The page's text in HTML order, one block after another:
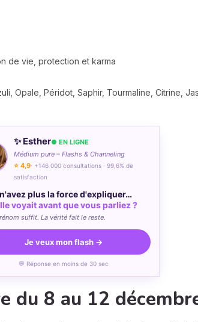
de vie, protection et karma
Opale, Péridot, Saphir, Tourmaline, Citrine,
✨ Esther● EN LIGNE
Médium pure – Flashs & Channeling
⭐ 4,9· +146 000 consultations · 99,6% de
satisfaction
plus la force d'expliquer…
voyait avant que vous parliez ?
suffit. La vérité fait le reste.
Je veux mon flash →
💬 Réponse en moins de 30 sec
du 8 au 12